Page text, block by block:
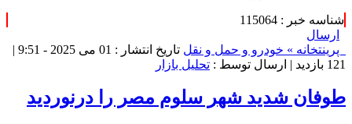
شناسه خبر : 115064
ارسال
پرینتخانه » خودرو و حمل و نقل تاریخ انتشار : 01 می 2025 - 9:51 |
121 بازدید
| ارسال توسط : تحلیل بازار
طوفان شدید شهر سلوم مصر را درنوردید